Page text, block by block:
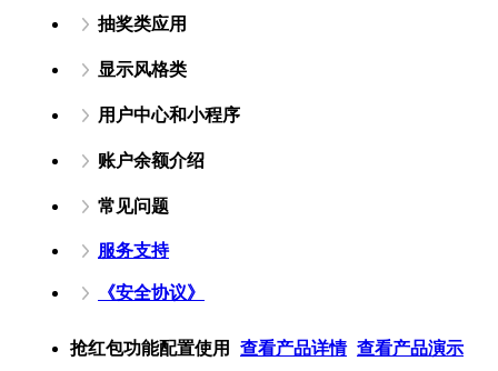
抽奖类应用
显示风格类
用户中心和小程序
账户余额介绍
常见问题
服务支持
《安全协议》
抢红包功能配置使用 查看产品详情 查看产品演示